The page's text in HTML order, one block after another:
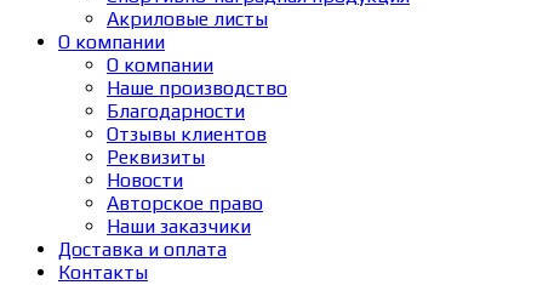
Акриловые листы
О компании
О компании
Наше производство
Благодарности
Отзывы клиентов
Реквизиты
Новости
Авторское право
Наши заказчики
Доставка и оплата
Контакты